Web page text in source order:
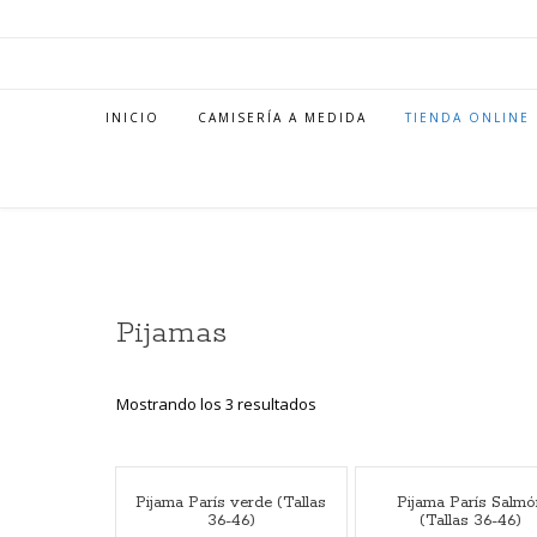
INICIO CAMISERÍA A MEDIDA TIENDA ONLINE
Pijamas
Mostrando los 3 resultados
Pijama París verde (Tallas
36-46)
Pijama París
(Tallas 36-46)